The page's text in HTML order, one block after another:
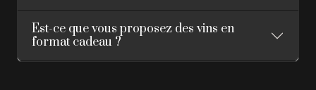
Est-ce que vous proposez des vins en
format cadeau ?